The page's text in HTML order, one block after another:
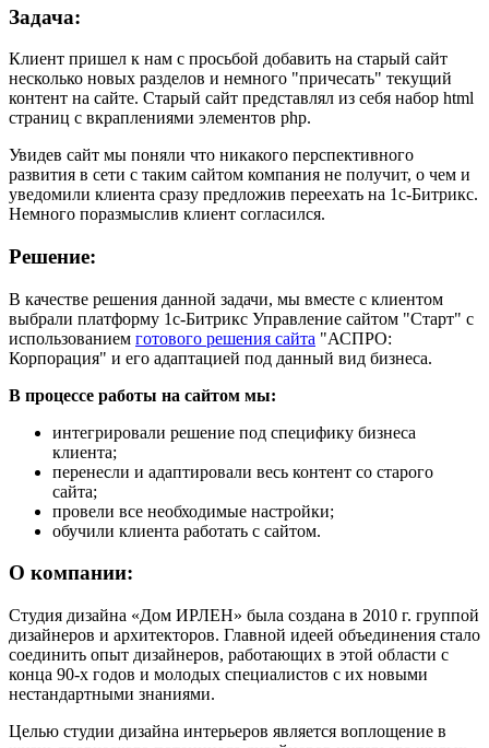
Задача:
Клиент пришел к нам с просьбой добавить на старый сайт
несколько новых разделов и немного "причесать" текущий
контент на сайте. Старый сайт представлял из себя набор html
страниц с вкраплениями элементов php.
Увидев сайт мы поняли что никакого перспективного
развития в сети с таким сайтом компания не получит, о чем и
уведомили клиента сразу предложив переехать на 1с-Битрикс.
Немного поразмыслив клиент согласился.
Решение:
В качестве решения данной задачи, мы вместе с клиентом
выбрали платформу 1с-Битрикс Управление сайтом "Старт" с
использованием готового решения сайта "АСПРО:
Корпорация" и его адаптацией под данный вид бизнеса.
В процессе работы на сайтом мы:
интегрировали решение под специфику бизнеса
клиента;
перенесли и адаптировали весь контент со старого
сайта;
провели все необходимые настройки;
обучили клиента работать с сайтом.
О компании:
Студия дизайна «Дом ИРЛЕН» была создана в 2010 г. группой
дизайнеров и архитекторов. Главной идеей объединения стало
соединить опыт дизайнеров, работающих в этой области с
конца 90-х годов и молодых специалистов с их новыми
нестандартными знаниями.
Целью студии дизайна интерьеров является воплощение в